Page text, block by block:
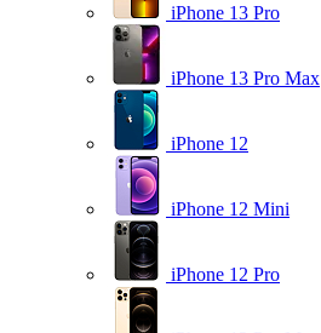
iPhone 13 Pro
iPhone 13 Pro Max
iPhone 12
iPhone 12 Mini
iPhone 12 Pro